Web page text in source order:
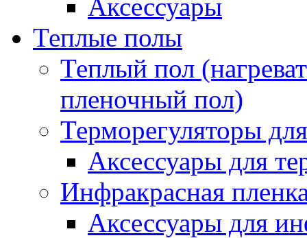
Аксессуары
Теплые полы
Теплый пол
пленочный пол)
Терморегуляторы
Аксессуары для
Инфракрасная
Аксессуары для